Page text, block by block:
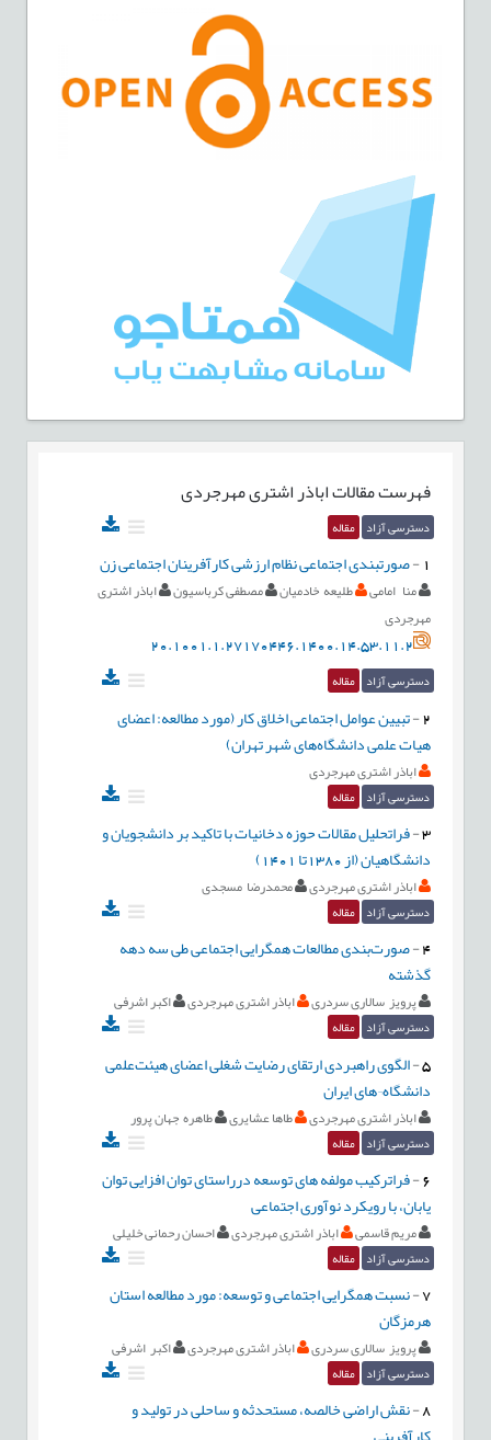
فهرست مقالاتاباذر اشتری مهرجردی
دسترسی آزاد مقاله
-صورتبندی اجتماعی نظام ارزشی کارآفرینان اجتماعی زن
منا امامی طلیعه خادمیان مصطفی کرباسیون
اباذر اشتری
مهرجردی
20.1001.1.27170446.1400.14.53.11.2
دسترسی آزاد مقاله
2
-تبیین عوامل اجتماعی اخلاق کار (مورد مطالعه: اعضای
هیات علمی دانشگاه‌های شهر تهران)
اباذر اشتری مهرجردی
دسترسی آزاد مقاله
3
-فراتحلیل مقالات حوزه دخانیات با تاکید بر دانشجویان و
دانشگاهیان (از 1380تا 1401)
اباذر اشتری مهرجردی محمدرضا مسجدی
دسترسی آزاد مقاله
4
-صورت‌بندی مطالعات همگرایی اجتماعی طی سه دهه
گذشته
پرویز سالاری سردری اباذر اشتری مهرجردی اکبر اشرفی
دسترسی آزاد مقاله
5
-الگوی راهبردی ارتقای رضایت شغلی اعضای هیئت‌علمی
دانشگاه¬های ایران
اباذر اشتری مهرجردی طاها عشایری طاهره جهان پرور
دسترسی آزاد مقاله
6
-فراترکیب مولفه های توسعه درراستای توان افزایی توان
یابان، با رویکرد نوآوری اجتماعی
مریم قاسمی اباذر اشتری مهرجردی احسان رحمانی خلیلی
دسترسی آزاد مقاله
7
-نسبت همگرایی اجتماعی و توسعه: مورد مطالعه استان
هرمزگان
پرویز سالاری سردری اباذر اشتری مهرجردی اکبر اشرفی
دسترسی آزاد مقاله
8
-نقش اراضی خالصه، مستحدثه و ساحلی در تولید و